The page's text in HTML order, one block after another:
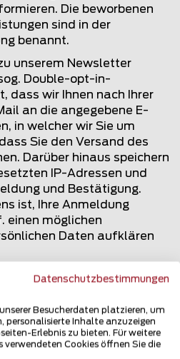
Die beworbenen
sind in der
benannt.
unserem Newsletter
Double-opt-in-
dass wir Ihnen nach Ihrer
an die angegebene E-
in welcher wir Sie um
Sie den Versand des
Darüber hinaus speichern
IP-Adressen und
und Bestätigung.
ist, Ihre Anmeldung
einen möglichen
Daten aufklären
Übersendung des
Ihre E-Mail-Adresse. Die
markierter Daten ist
um Sie persönlich
Nach Ihrer Bestätigung
Adresse zum Zweck der
Datenschutzbestimmungen
Besucherdaten platzieren, um
personalisierte Inhalte anzuzeigen
Erlebnis zu bieten. Für weitere
verwendeten Cookies öffnen Sie die